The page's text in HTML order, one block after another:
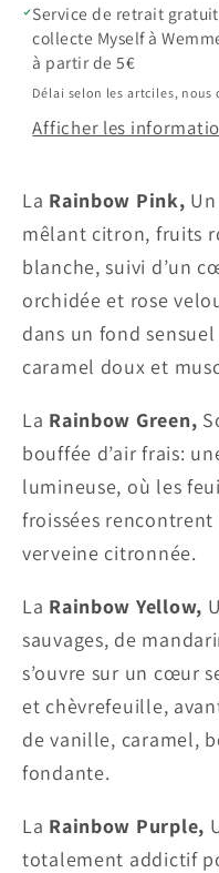
Service de retrait
collecte Myself à
à partir de 5€
Délai selon les artciles,
Afficher les
La Rainbow Pink,
mêlant citron, fruits
blanche, suivi d’un
orchidée et rose
dans un fond
caramel doux et
La Rainbow Green,
bouffée d’air frais:
lumineuse, où les
froissées
verveine citronnée.
La Rainbow Yellow,
sauvages, de
s’ouvre sur un cœur
et chèvrefeuille,
de vanille, caramel,
fondante.
La Rainbow Purple,
totalement addictif